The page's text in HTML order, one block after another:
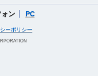
ォン PC
ーポリシー